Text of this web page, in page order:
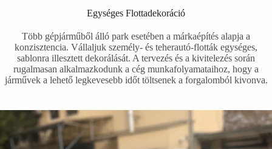
Egységes Flottadekoráció
Több gépjárműből álló park esetében a márkaépítés alapja a
konzisztencia. Vállaljuk személy- és teherautó-flották egységes,
sablonra illesztett dekorálását. A tervezés és a kivitelezés során
rugalmasan alkalmazkodunk a cég munkafolyamataihoz, hogy a
járművek a lehető legkevesebb időt töltsenek a forgalomból kivonva.